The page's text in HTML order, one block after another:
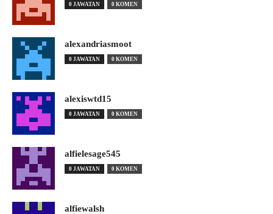
0 JAWATAN 0 KOMEN
alexandriasmoot
0 JAWATAN 0 KOMEN
alexiswtd15
0 JAWATAN 0 KOMEN
alfielesage545
0 JAWATAN 0 KOMEN
alfiewalsh